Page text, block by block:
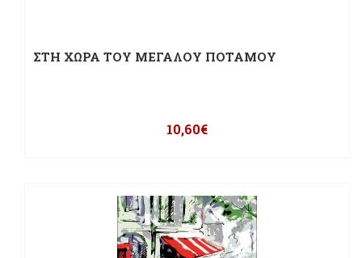
ΣΤΗ ΧΩΡΑ ΤΟΥ ΜΕΓΑΛΟΥ ΠΟΤΑΜΟΥ
10,60€